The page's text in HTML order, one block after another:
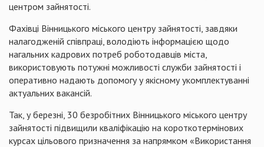
центром зайнятості.
Фахівці Вінницького міського центру зайнятості, завдяки
налагодженій співпраці, володіють інформацією щодо
нагальних кадрових потреб роботодавців міста,
використовують потужні можливості служби зайнятості і
оперативно надають допомогу у якісному укомплектуванні
актуальних вакансій.
Так, у березні, 30 безробітних Вінницького міського центру
зайнятості підвищили кваліфікацію на короткотермінових
курсах цільового призначення за напрямком «Використання